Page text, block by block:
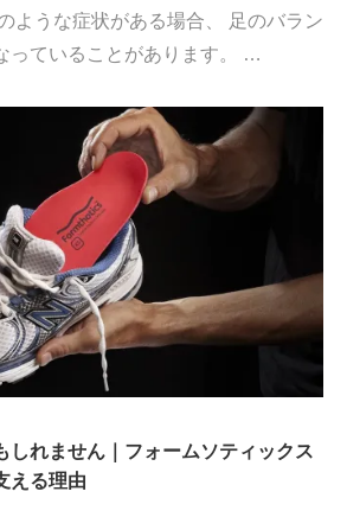
ような症状がある場合、 足のバラン
っていることがあります。 …
しれません｜フォームソティックス
える理由